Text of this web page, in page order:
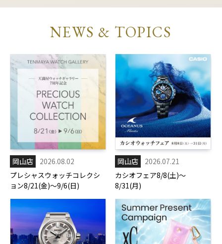
NEWS & TOPICS
岡山店
2026.08.02
プレシャスウォッチコレクシ
ョン8/21(金)～9/6(日)
岡山店
2026.07.21
カシオフェア8/8(土)～
8/31(月)